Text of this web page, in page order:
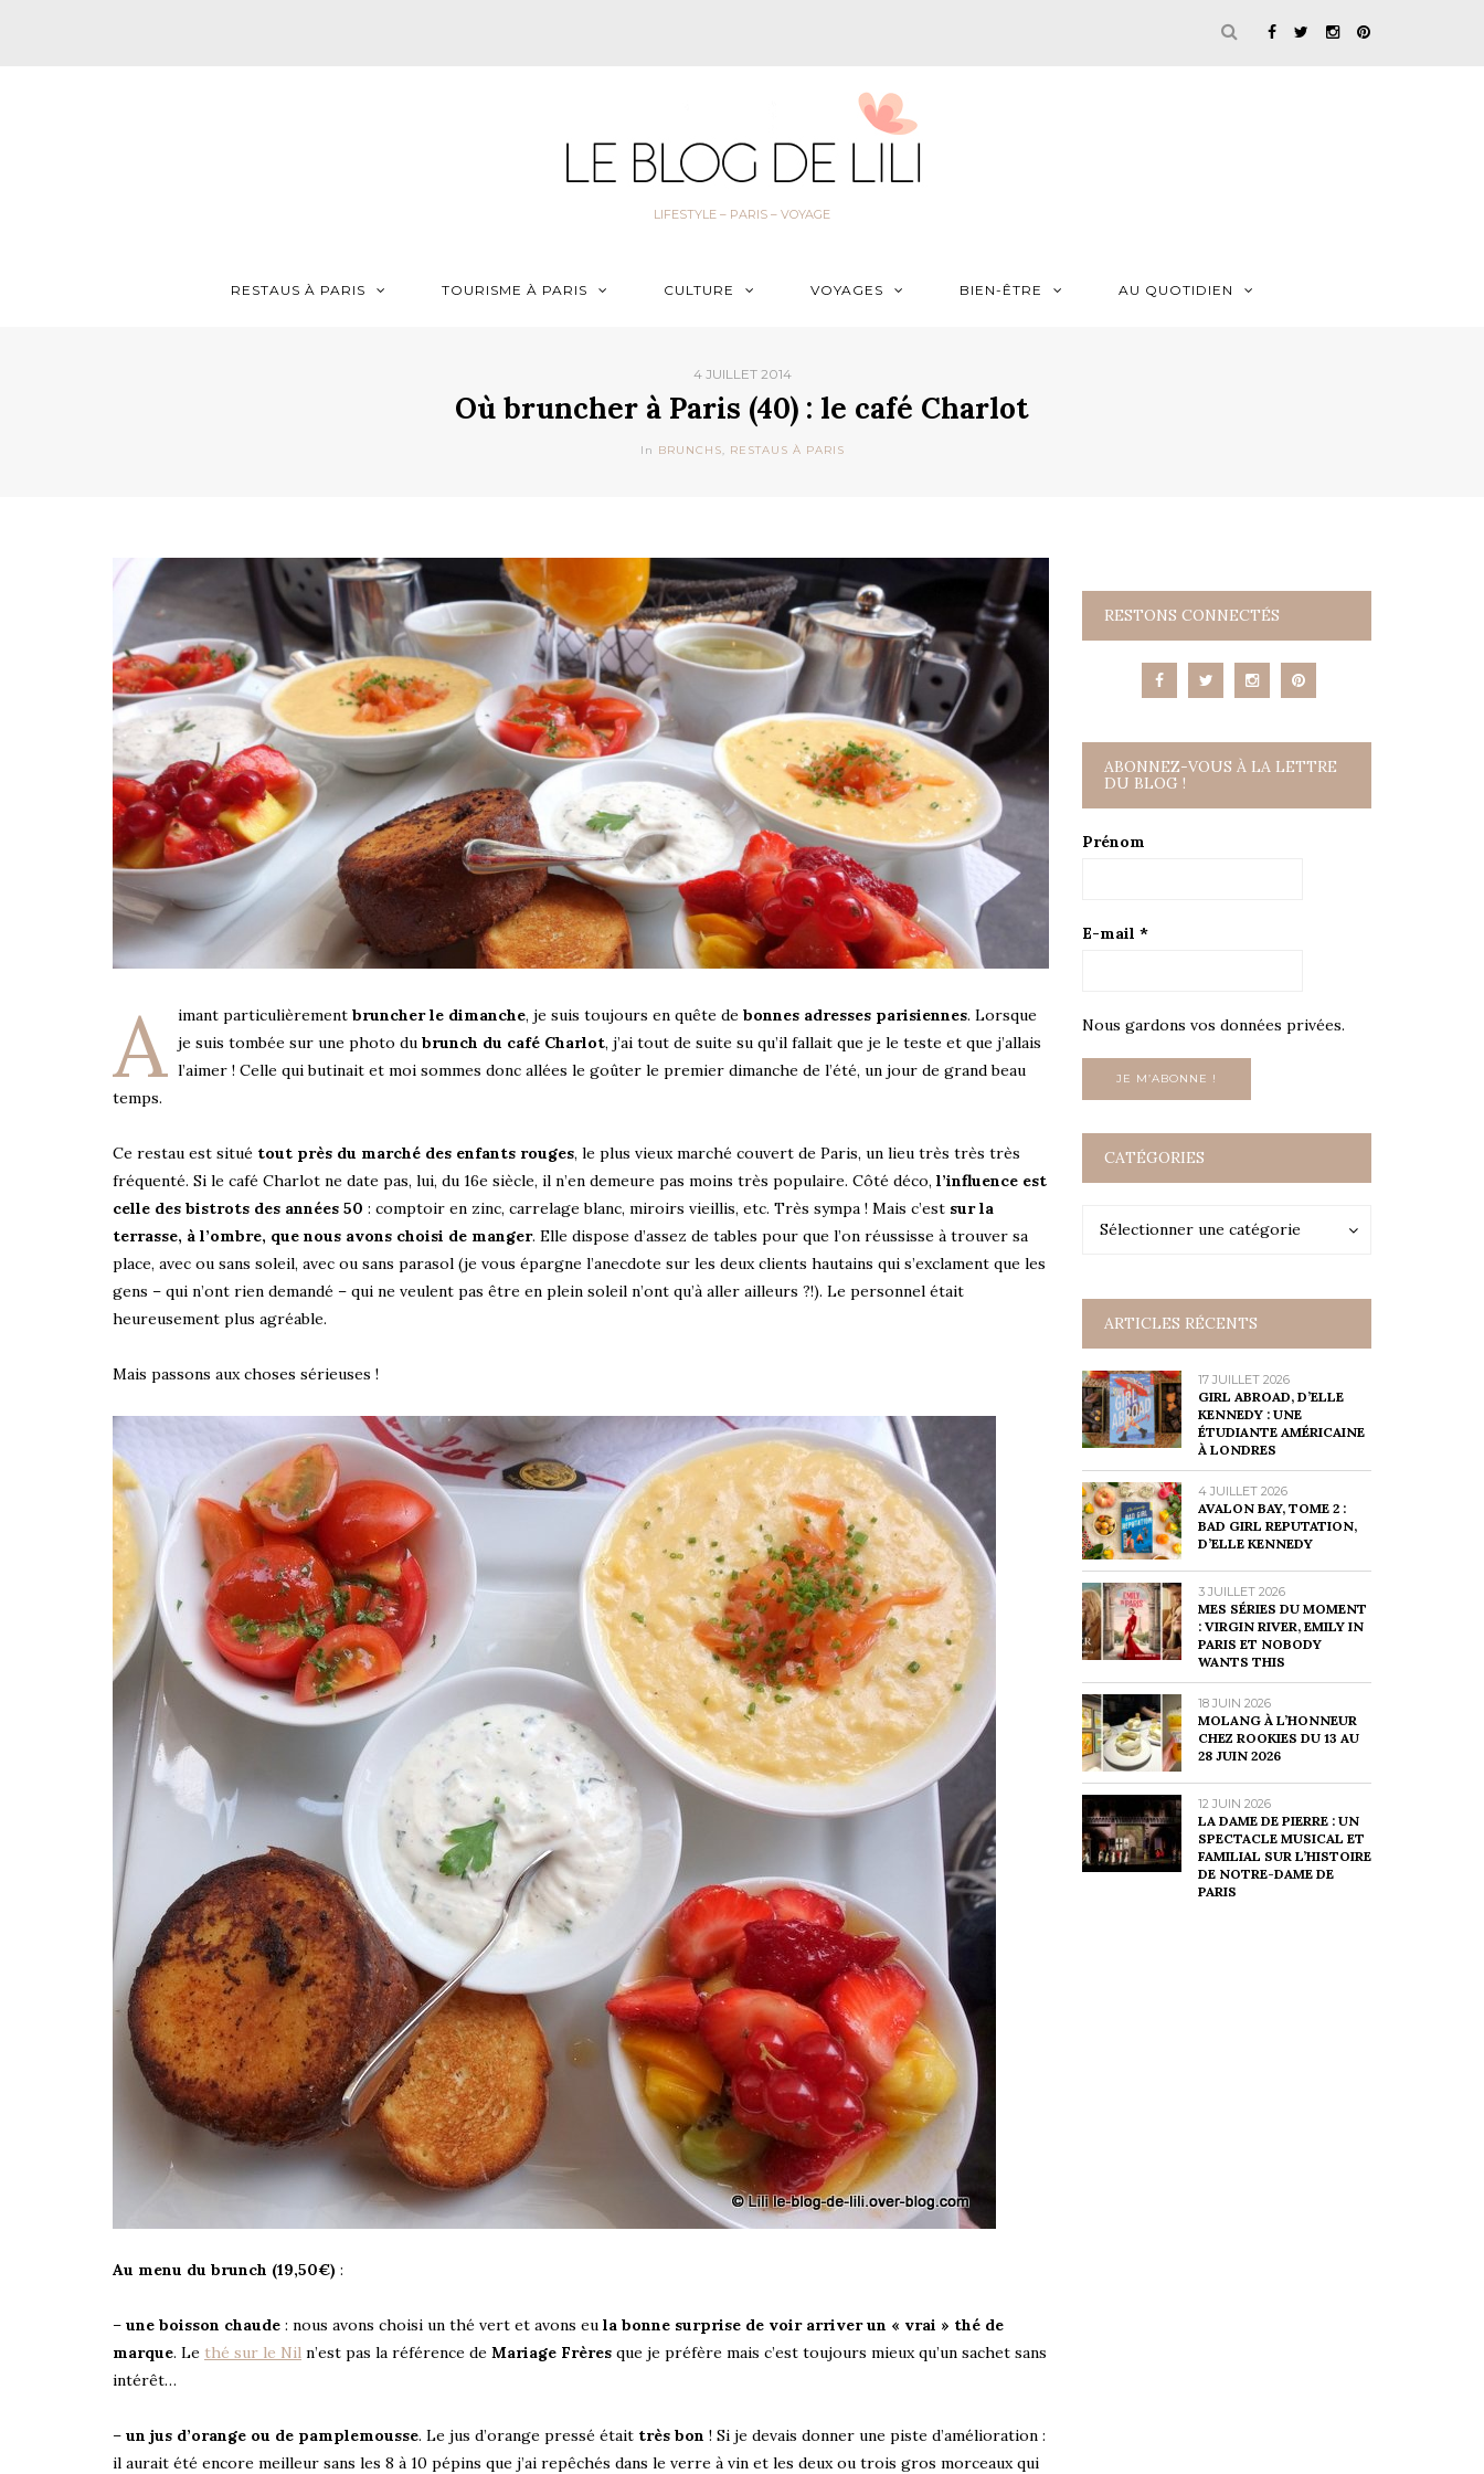
LIFESTYLE – PARIS – VOYAGE
RESTAUS À PARIS TOURISME À PARIS CULTURE VOYAGES BIEN-ÊTRE AU QUOTIDIEN
4 JUILLET 2014
Où bruncher à Paris (40) : le café Charlot
In BRUNCHS, RESTAUS À PARIS
A imant particulièrement bruncher le dimanche, je suis toujours en quête de bonnes adresses parisiennes. Lorsque
je suis tombée sur une photo du brunch du café Charlot, j’ai tout de suite su qu’il fallait que je le teste et que j’allais
l’aimer ! Celle qui butinait et moi sommes donc allées le goûter le premier dimanche de l’été, un jour de grand beau
temps.
Ce restau est situé tout près du marché des enfants rouges, le plus vieux marché couvert de Paris, un lieu très très très
fréquenté. Si le café Charlot ne date pas, lui, du 16e siècle, il n’en demeure pas moins très populaire. Côté déco, l’influence est
celle des bistrots des années 50 : comptoir en zinc, carrelage blanc, miroirs vieillis, etc. Très sympa ! Mais c’est sur la
terrasse, à l’ombre, que nous avons choisi de manger. Elle dispose d’assez de tables pour que l’on réussisse à trouver sa
place, avec ou sans soleil, avec ou sans parasol (je vous épargne l’anecdote sur les deux clients hautains qui s’exclament que les
gens – qui n’ont rien demandé – qui ne veulent pas être en plein soleil n’ont qu’à aller ailleurs ?!). Le personnel était
heureusement plus agréable.
Mais passons aux choses sérieuses !
Au menu du brunch (19,50€) :
– une boisson chaude : nous avons choisi un thé vert et avons eu la bonne surprise de voir arriver un « vrai » thé de
marque. Le thé sur le Nil n’est pas la référence de Mariage Frères que je préfère mais c’est toujours mieux qu’un sachet sans
intérêt…
– un jus d’orange ou de pamplemousse. Le jus d’orange pressé était très bon ! Si je devais donner une piste d’amélioration :
il aurait été encore meilleur sans les 8 à 10 pépins que j’ai repêchés dans le verre à vin et les deux ou trois gros morceaux qui
RESTONS CONNECTÉS
ABONNEZ-VOUS À LA LETTRE
DU BLOG !
Prénom
E-mail *
Nous gardons vos données privées.
CATÉGORIES
Sélectionner une catégorie
Catégories
ARTICLES RÉCENTS
17 JUILLET 2026
GIRL ABROAD, D’ELLE
KENNEDY : UNE
ÉTUDIANTE AMÉRICAINE
À LONDRES
4 JUILLET 2026
AVALON BAY, TOME 2 :
BAD GIRL REPUTATION,
D’ELLE KENNEDY
3 JUILLET 2026
MES SÉRIES DU MOMENT
: VIRGIN RIVER, EMILY IN
PARIS ET NOBODY
WANTS THIS
18 JUIN 2026
MOLANG À L’HONNEUR
CHEZ ROOKIES DU 13 AU
28 JUIN 2026
12 JUIN 2026
LA DAME DE PIERRE : UN
SPECTACLE MUSICAL ET
FAMILIAL SUR L’HISTOIRE
DE NOTRE-DAME DE
PARIS